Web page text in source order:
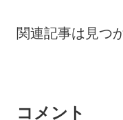
関連記事は見つ
コメント